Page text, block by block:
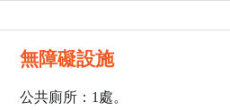
無障礙設施
公共廁所：1處。